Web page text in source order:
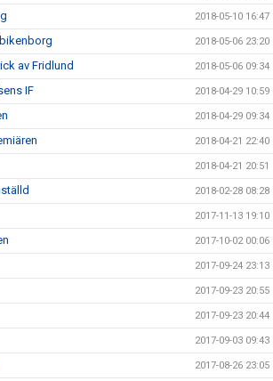
2018-05-10 16:47
2018-05-06 23:20
av Fridlund 2018-05-06 09:34
IF 2018-04-29 10:59
2018-04-29 09:34
2018-04-21 22:40
2018-04-21 20:51
2018-02-28 08:28
2017-11-13 19:10
2017-10-02 00:06
2017-09-24 23:13
2017-09-23 20:55
2017-09-23 20:44
2017-09-03 09:43
2017-08-26 23:05